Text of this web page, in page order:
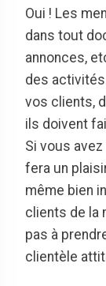
Oui ! Les
dans tout
annonces,
des
vos clients,
ils doivent
Si vous
fera un
même bien
clients de la
pas à
clientèle